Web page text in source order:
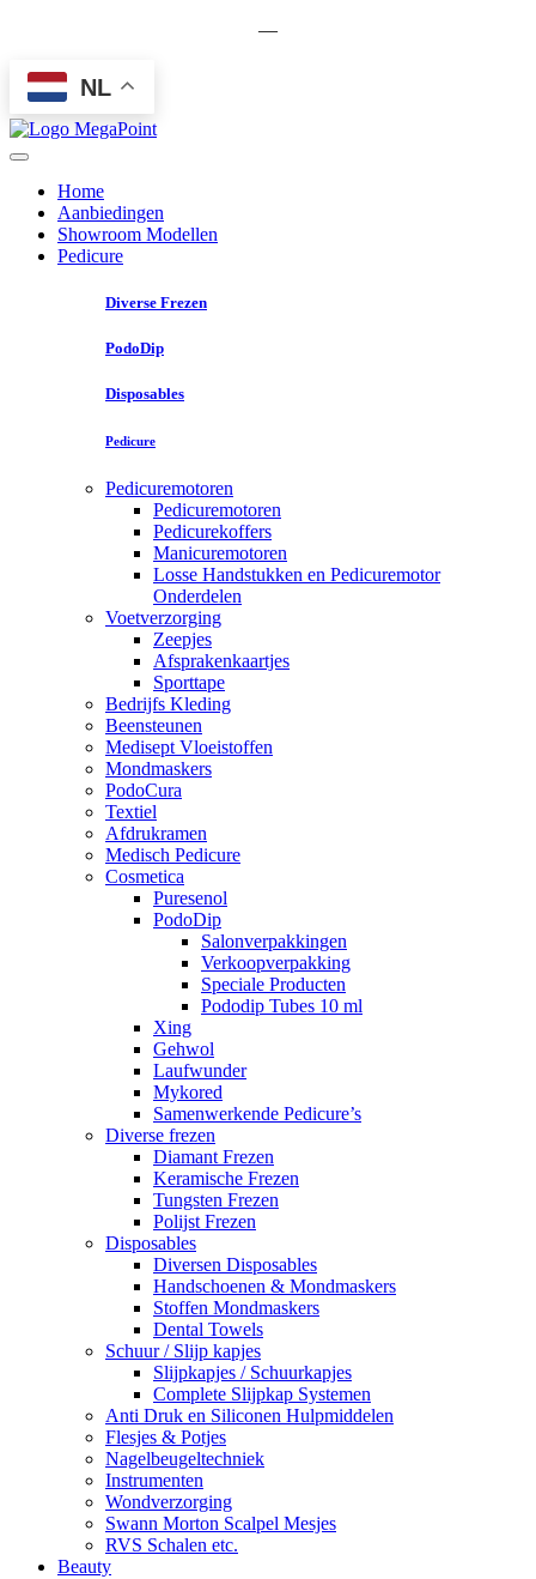
—
NL
Home
Aanbiedingen
Showroom Modellen
Pedicure
Diverse Frezen
PodoDip
Disposables
Pedicure
Pedicuremotoren
Pedicuremotoren
Pedicurekoffers
Manicuremotoren
Losse Handstukken en Pedicuremotor
Onderdelen
Voetverzorging
Zeepjes
Afsprakenkaartjes
Sporttape
Bedrijfs Kleding
Beensteunen
Medisept Vloeistoffen
Mondmaskers
PodoCura
Textiel
Afdrukramen
Medisch Pedicure
Cosmetica
Puresenol
PodoDip
Salonverpakkingen
Verkoopverpakking
Speciale Producten
Pododip Tubes 10 ml
Xing
Gehwol
Laufwunder
Mykored
Samenwerkende Pedicure’s
Diverse frezen
Diamant Frezen
Keramische Frezen
Tungsten Frezen
Polijst Frezen
Disposables
Diversen Disposables
Handschoenen & Mondmaskers
Stoffen Mondmaskers
Dental Towels
Schuur / Slijp kapjes
Slijpkapjes / Schuurkapjes
Complete Slijpkap Systemen
Anti Druk en Siliconen Hulpmiddelen
Flesjes & Potjes
Nagelbeugeltechniek
Instrumenten
Wondverzorging
Swann Morton Scalpel Mesjes
RVS Schalen etc.
Beauty